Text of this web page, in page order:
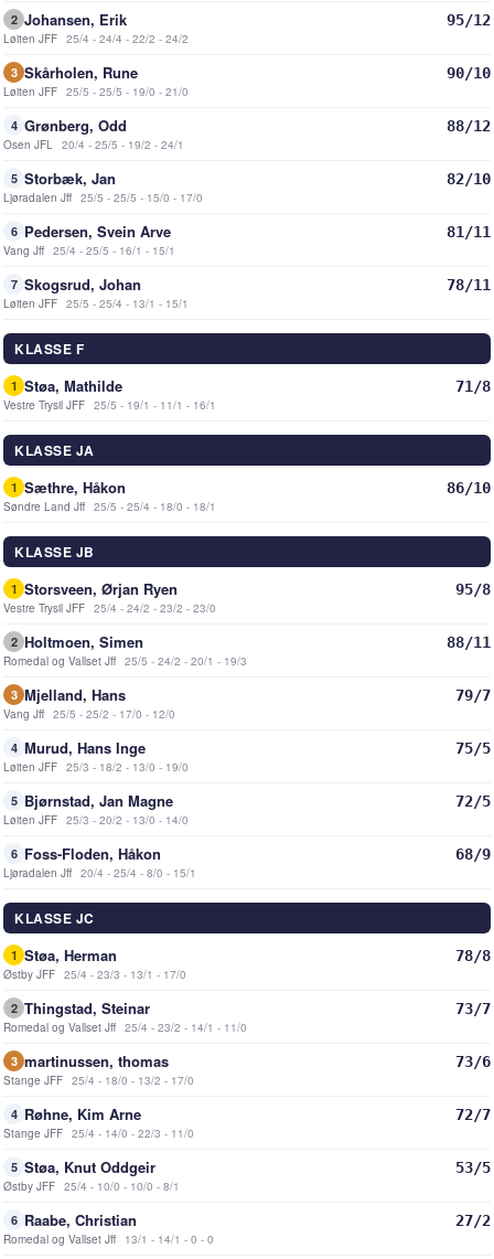
2 Johansen, Erik 95/12
Løiten JFF 25/4 - 24/4 - 22/2 - 24/2
3 Skårholen, Rune 90/10
Løiten JFF 25/5 - 25/5 - 19/0 - 21/0
4 Grønberg, Odd 88/12
Osen JFL 20/4 - 25/5 - 19/2 - 24/1
5 Storbæk, Jan 82/10
Ljøradalen Jff 25/5 - 25/5 - 15/0 - 17/0
6 Pedersen, Svein Arve 81/11
Vang Jff 25/4 - 25/5 - 16/1 - 15/1
7 Skogsrud, Johan 78/11
Løiten JFF 25/5 - 25/4 - 13/1 - 15/1
KLASSE F
1 Støa, Mathilde 71/8
Vestre Trysil JFF 25/5 - 19/1 - 11/1 - 16/1
KLASSE JA
1 Sæthre, Håkon 86/10
Søndre Land Jff 25/5 - 25/4 - 18/0 - 18/1
KLASSE JB
1 Storsveen, Ørjan Ryen 95/8
Vestre Trysil JFF 25/4 - 24/2 - 23/2 - 23/0
2 Holtmoen, Simen 88/11
Romedal og Vallset Jff 25/5 - 24/2 - 20/1 - 19/3
3 Mjelland, Hans 79/7
Vang Jff 25/5 - 25/2 - 17/0 - 12/0
4 Murud, Hans Inge 75/5
Løiten JFF 25/3 - 18/2 - 13/0 - 19/0
5 Bjørnstad, Jan Magne 72/5
Løiten JFF 25/3 - 20/2 - 13/0 - 14/0
6 Foss-Floden, Håkon 68/9
Ljøradalen Jff 20/4 - 25/4 - 8/0 - 15/1
KLASSE JC
1 Støa, Herman 78/8
Østby JFF 25/4 - 23/3 - 13/1 - 17/0
2 Thingstad, Steinar 73/7
Romedal og Vallset Jff 25/4 - 23/2 - 14/1 - 11/0
3 martinussen, thomas 73/6
Stange JFF 25/4 - 18/0 - 13/2 - 17/0
4 Røhne, Kim Arne 72/7
Stange JFF 25/4 - 14/0 - 22/3 - 11/0
5 Støa, Knut Oddgeir 53/5
Østby JFF 25/4 - 10/0 - 10/0 - 8/1
6 Raabe, Christian 27/2
Romedal og Vallset Jff 13/1 - 14/1 - 0 - 0